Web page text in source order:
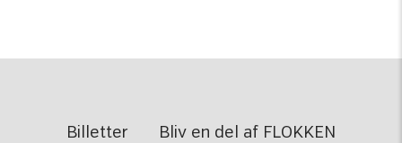
Billetter Bliv en del af FLOKKEN